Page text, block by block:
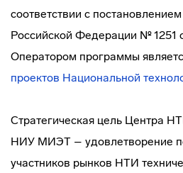
соответствии с
Российской Федерации № 1251
Оператором программы
проектов Национальной
Стратегическая цель Центра
НИУ МИЭТ – удовлетворение
участников рынков НТИ